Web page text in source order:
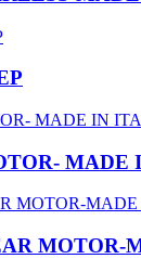
MADE
MOTOR-